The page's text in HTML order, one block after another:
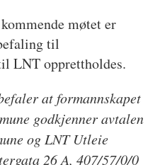
møtet er
til
LNT opprettholdes.
at formannskapet
godkjenner avtalen
og LNT Utleie
26 A, 407/57/0/0